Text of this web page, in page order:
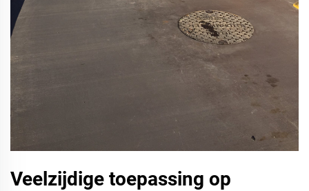
Veelzijdige toepassing op